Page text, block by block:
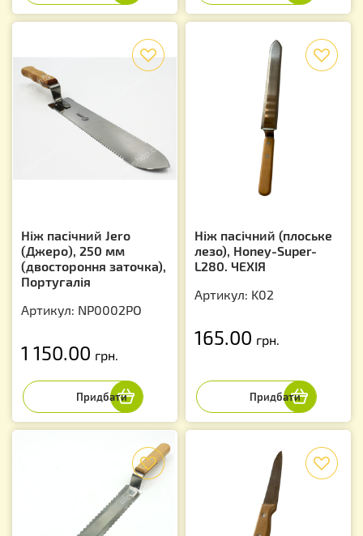
Ніж пасічний Jero
(Джеро), 250 мм
(двостороння заточка),
Португалія
Артикул: NP0002PO
1 150.00 грн.
Ніж пасічний (плоське
лезо), Honey-Super-
L280. ЧЕХІЯ
Артикул: K02
165.00 грн.